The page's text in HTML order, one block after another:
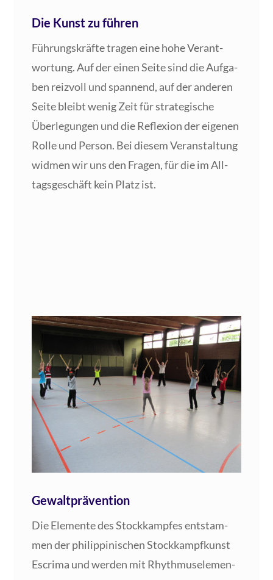
Die Kunst zu führen
Füh­rungs­kräf­te tra­gen eine hohe Ver­ant­
wor­tung. Auf der einen Sei­te sind die Auf­ga­
ben reiz­voll und span­nend, auf der ande­ren
Sei­te bleibt wenig Zeit für stra­te­gi­sche
Über­le­gun­gen und die Refle­xi­on der eige­nen
Rol­le und Per­son. Bei die­sem Ver­an­stal­tung
wid­men wir uns den Fra­gen, für die im All­
tags­ge­schäft kein Platz ist.
Gewaltprävention
Die Ele­men­te des Stock­kamp­fes ent­stam­
men der phil­ip­pi­ni­schen Stock­kampf­kunst
Escri­ma und wer­den mit Rhyth­mus­ele­men­